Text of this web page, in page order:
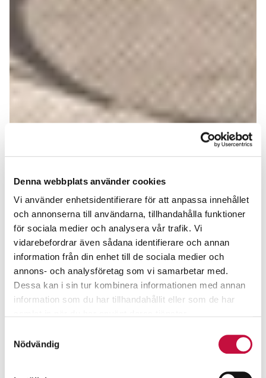
Denna webbplats använder cookies
Vi använder enhetsidentifierare för att anpassa innehållet
och annonserna till användarna, tillhandahålla funktioner
för sociala medier och analysera vår trafik. Vi
vidarebefordrar även sådana identifierare och annan
information från din enhet till de sociala medier och
annons- och analysföretag som vi samarbetar med.
Dessa kan i sin tur kombinera informationen med annan
information som du har tillhandahållit eller som de har
Nödvändig